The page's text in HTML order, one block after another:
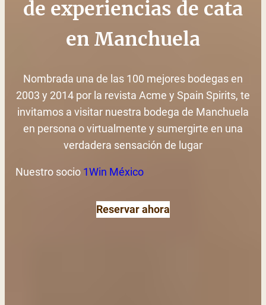
de experiencias de cata
en Manchuela
Nombrada una de las 100 mejores bodegas en
2003 y 2014 por la revista Acme y Spain Spirits, te
invitamos a visitar nuestra bodega de Manchuela
en persona o virtualmente y sumergirte en una
verdadera sensación de lugar
Nuestro socio 1Win México
Reservar ahora